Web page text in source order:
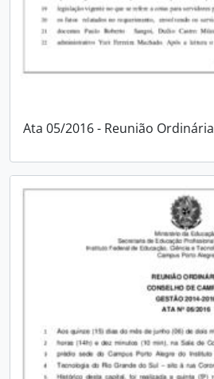
Ata 05/2016 - Reunião Ordinária